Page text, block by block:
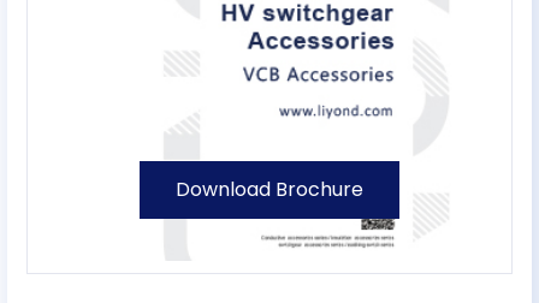
Download Brochure